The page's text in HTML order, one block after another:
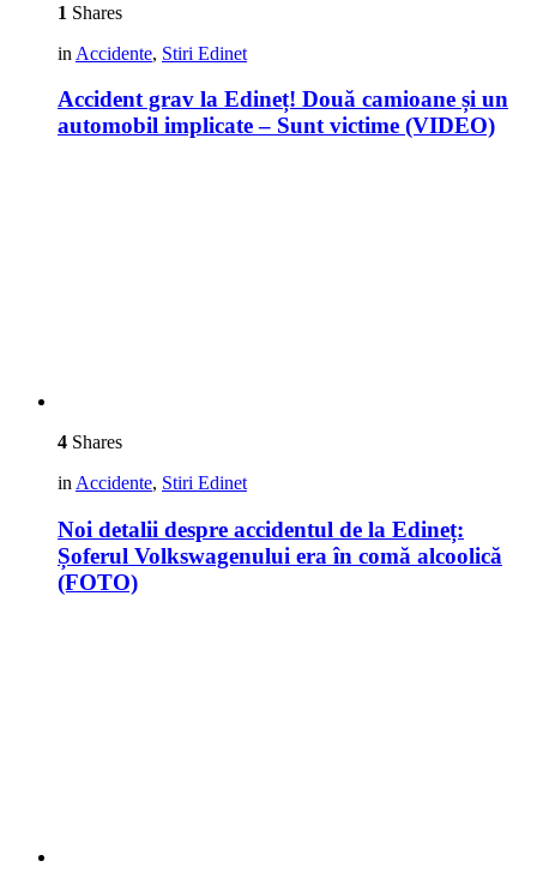
1 Shares
in Accidente, Stiri Edinet
Accident grav la Edineț! Două camioane și un
automobil implicate – Sunt victime (VIDEO)
4 Shares
in Accidente, Stiri Edinet
Noi detalii despre accidentul de la Edineț:
Șoferul Volkswagenului era în comă alcoolică
(FOTO)